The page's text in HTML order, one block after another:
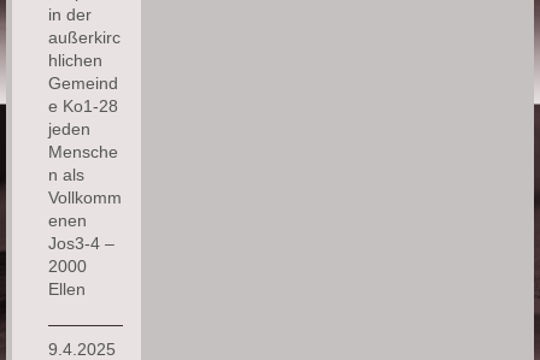
in der
außerkirc
hlichen
Gemeind
e Ko1-28
jeden
Mensche
n als
Vollkomm
enen
Jos3-4 –
2000
Ellen
9.4.2025